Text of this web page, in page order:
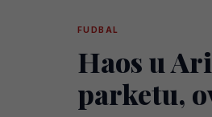
FUDBAL
Haos u
parketu,